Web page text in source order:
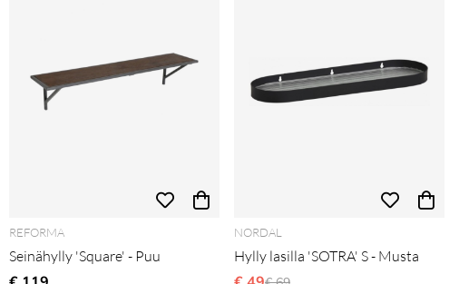
REFORMA
Seinähylly 'Square' - Puu
NORDAL
Hylly lasilla 'SOTRA' S - Musta